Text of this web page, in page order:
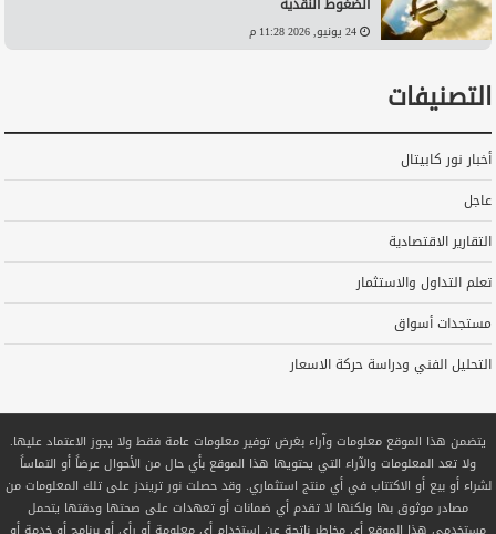
24 يونيو, 2026 11:28 م
التصنيفات
أخبار نور كابيتال
عاجل
التقارير الاقتصادية
تعلم التداول والاستثمار
مستجدات أسواق
التحليل الفني ودراسة حركة الاسعار
يتضمن هذا الموقع معلومات وآراء بغرض توفير معلومات عامة فقط ولا يجوز الاعتماد عليها.
ولا تعد المعلومات والآراء التي يحتويها هذا الموقع بأي حال من الأحوال عرضاً أو التماساً
لشراء أو بيع أو الاكتتاب في أي منتج استثماري. وقد حصلت نور تريندز على تلك المعلومات من
مصادر موثوق بها ولكنها لا تقدم أي ضمانات أو تعهدات على صحتها ودقتها يتحمل